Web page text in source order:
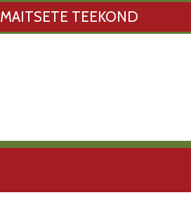
MAITSETE TEEKOND